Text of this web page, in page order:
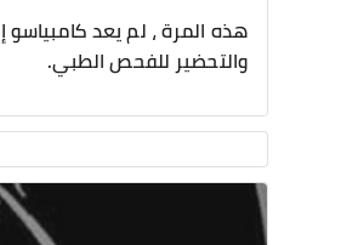
هذه المرة ، لم يعد
والتحضير للفحص الطبي.